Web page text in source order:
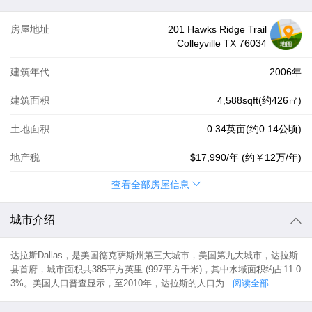
房屋地址
201 Hawks Ridge Trail
Colleyville TX 76034
建筑年代 2006年
建筑面积 4,588sqft(约426㎡)
土地面积 0.34英亩(约0.14公顷)
地产税 $17,990/年 (约 ￥12万/年)
查看全部房屋信息
城市介绍
达拉斯Dallas，是美国德克萨斯州第三大城市，美国第九大城市，达拉斯
县首府，城市面积共385平方英里 (997平方千米)，其中水域面积约占11.0
3%。美国人口普查显示，至2010年，达拉斯的人口为...阅读全部